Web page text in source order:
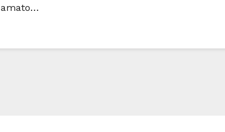
amato…